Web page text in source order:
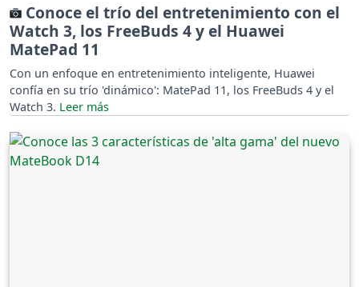
Conoce el trío del entretenimiento con el
Watch 3, los FreeBuds 4 y el Huawei
MatePad 11
Con un enfoque en entretenimiento inteligente, Huawei
confía en su trío 'dinámico': MatePad 11, los FreeBuds 4 y el
Watch 3.